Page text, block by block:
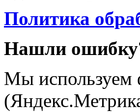
Политика
Нашли
Мы используем